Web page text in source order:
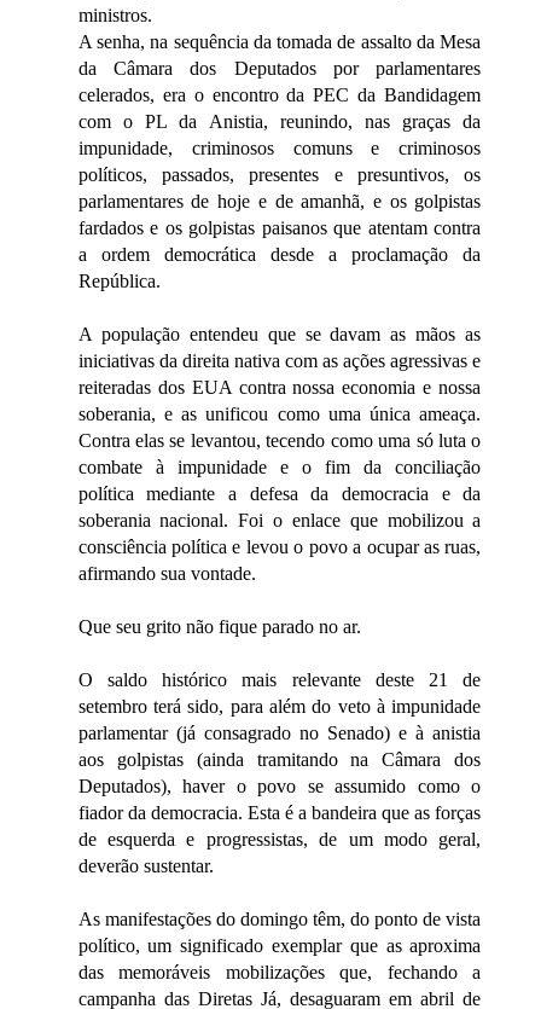
ministros.
A senha, na sequência da tomada de assalto da Mesa
da Câmara dos Deputados por parlamentares
celerados, era o encontro da PEC da Bandidagem
com o PL da Anistia, reunindo, nas graças da
impunidade, criminosos comuns e criminosos
políticos, passados, presentes e presuntivos, os
parlamentares de hoje e de amanhã, e os golpistas
fardados e os golpistas paisanos que atentam contra
a ordem democrática desde a proclamação da
República.
A população entendeu que se davam as mãos as
iniciativas da direita nativa com as ações agressivas e
reiteradas dos EUA contra nossa economia e nossa
soberania, e as unificou como uma única ameaça.
Contra elas se levantou, tecendo como uma só luta o
combate à impunidade e o fim da conciliação
política mediante a defesa da democracia e da
soberania nacional. Foi o enlace que mobilizou a
consciência política e levou o povo a ocupar as ruas,
afirmando sua vontade.
Que seu grito não fique parado no ar.
O saldo histórico mais relevante deste 21 de
setembro terá sido, para além do veto à impunidade
parlamentar (já consagrado no Senado) e à anistia
aos golpistas (ainda tramitando na Câmara dos
Deputados), haver o povo se assumido como o
fiador da democracia. Esta é a bandeira que as forças
de esquerda e progressistas, de um modo geral,
deverão sustentar.
As manifestações do domingo têm, do ponto de vista
político, um significado exemplar que as aproxima
das memoráveis mobilizações que, fechando a
campanha das Diretas Já, desaguaram em abril de